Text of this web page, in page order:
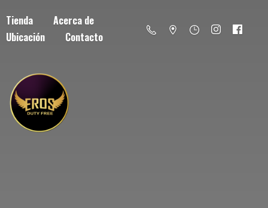
Tienda
Acerca de
Ubicación
Contacto